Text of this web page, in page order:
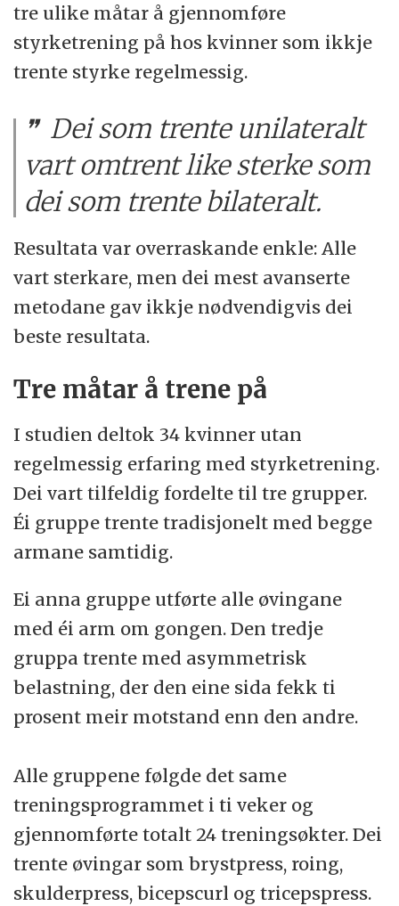
tre ulike måtar å gjennomføre
styrketrening på hos kvinner som ikkje
trente styrke regelmessig.
Dei som trente unilateralt
vart omtrent like sterke som
dei som trente bilateralt.
Resultata var overraskande enkle: Alle
vart sterkare, men dei mest avanserte
metodane gav ikkje nødvendigvis dei
beste resultata.
Tre måtar å trene på
I studien deltok 34 kvinner utan
regelmessig erfaring med styrketrening.
Dei vart tilfeldig fordelte til tre grupper.
Éi gruppe trente tradisjonelt med begge
armane samtidig.
Ei anna gruppe utførte alle øvingane
med éi arm om gongen. Den tredje
gruppa trente med asymmetrisk
belastning, der den eine sida fekk ti
prosent meir motstand enn den andre.
Alle gruppene følgde det same
treningsprogrammet i ti veker og
gjennomførte totalt 24 treningsøkter. Dei
trente øvingar som brystpress, roing,
skulderpress, bicepscurl og tricepspress.